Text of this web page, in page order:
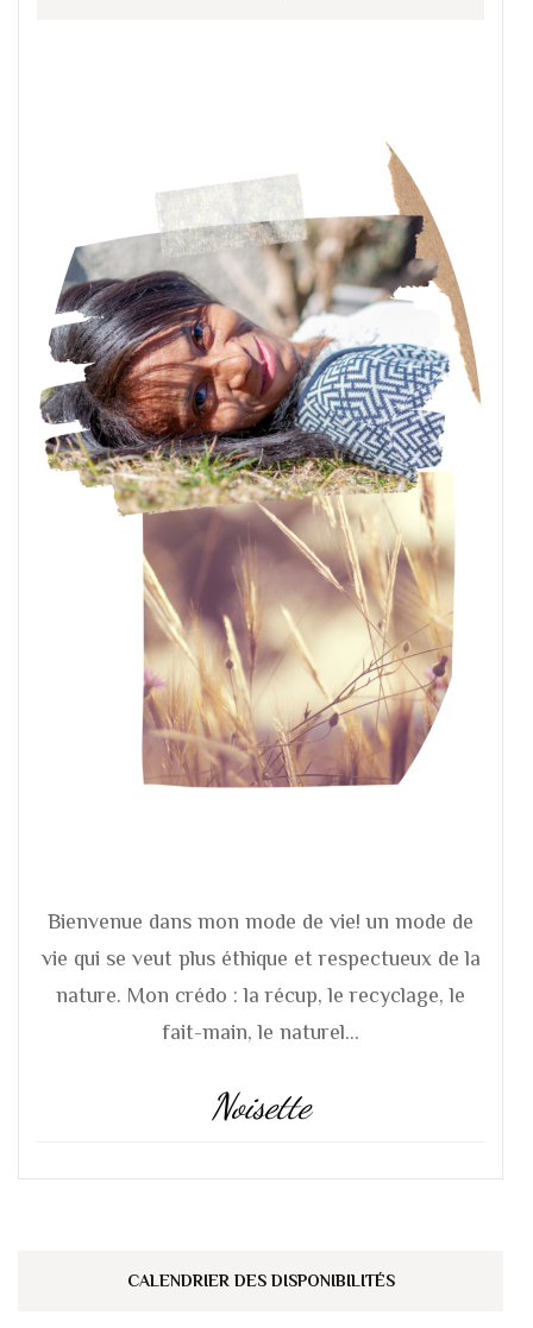
Bienvenue dans mon mode de vie! un mode de
vie qui se veut plus éthique et respectueux de la
nature. Mon crédo : la récup, le recyclage, le
fait-main, le naturel...
Noisette
CALENDRIER DES DISPONIBILITÉS